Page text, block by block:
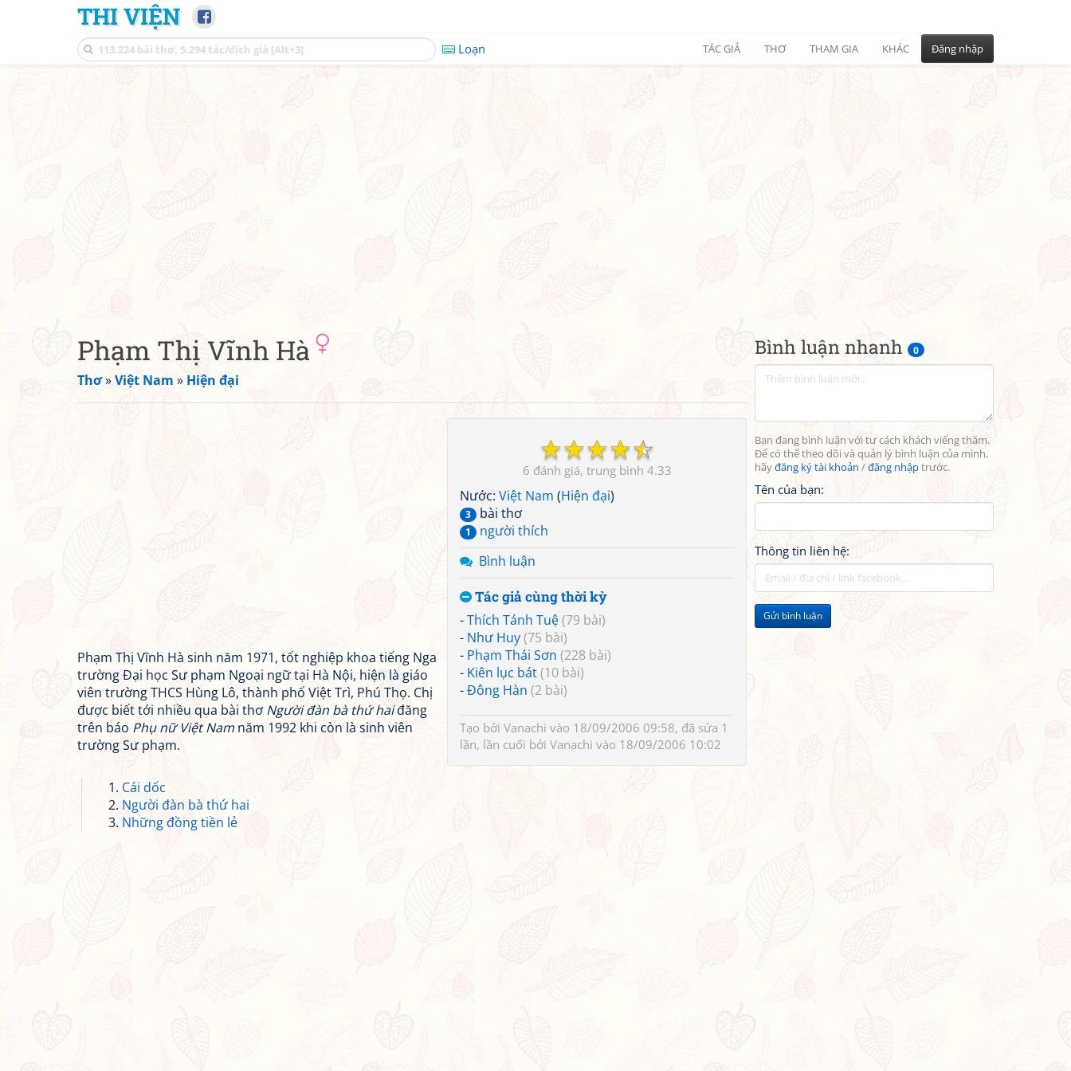
THI VIỆN
Loạn TÁC GIẢ THƠ THAM GIA KHÁC Đăng nhập
Bình luận nhanh 0
Bạn đang bình luận với tư cách khách viếng thăm.
Để có thể theo dõi và quản lý bình luận của mình,
hãyđăng ký tài khoản /đăng nhậptrước.
Tên của bạn:
Thông tin liên hệ:
Gửi bình luận
Phạm Thị Vĩnh Hà
Thơ»Việt Nam » Hiện đại
☆
☆
☆
☆
☆
6 4.33
Nước: Việt Nam (Hiện đại)
3 bài thơ
1
người thích
Bình luận
Tác giả cùng thời kỳ
-Thích Tánh Tuệ(79 bài)
- Như Huy(75 bài)
- Phạm Thái Sơn (228 bài)
- Kiên lục bát(10 bài)
-Đông Hàn (2 bài)
Tạo bởi Vanachi vào 18/09/2006 09:58, đã sửa 1
lần, lần cuối bởi Vanachi vào 18/09/2006 10:02
Phạm Thị Vĩnh Hà sinh năm 1971, tốt nghiệp khoa tiếng Nga
trường Đại học Sư phạm Ngoại ngữ tại Hà Nội, hiện là giáo
viên trường THCS Hùng Lô, thành phố Việt Trì, Phú Thọ. Chị
được biết tới nhiều qua bài thơ Người đàn bà thứ haiđăng
trên báo Phụ nữ Việt Nam năm 1992 khi còn là sinh viên
trường Sư phạm.
Cái dốc
Người đàn bà thứ hai
Những đồng tiền lẻ